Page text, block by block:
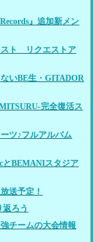
』追加新メン
スト リクエストア
いBE生・GITADOR
完全復活ス
ツ♪フルアルバム
とBEMANIスタジア
送予定！
返ろう
チームの大会情報